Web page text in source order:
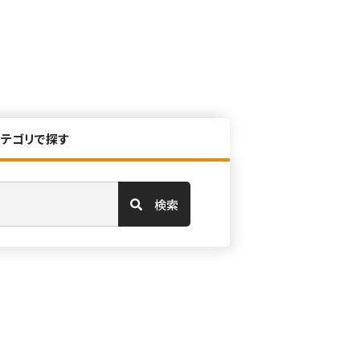
ゴリで探す
検索